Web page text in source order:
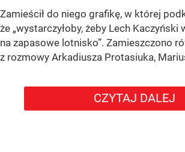
Zamieścił do niego grafikę, w której
że „wystarczyłoby, żeby Lech Kaczyński
na zapasowe lotnisko”. Zamieszczono
z rozmowy Arkadiusza Protasiuka,
CZYTAJ DALEJ